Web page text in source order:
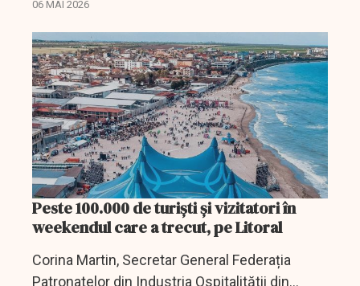
06 MAI 2026
Peste 100.000 de turiști și vizitatori în
weekendul care a trecut, pe Litoral
Corina Martin, Secretar General Federația
Patronatelor din Industria Ospitalitătii din